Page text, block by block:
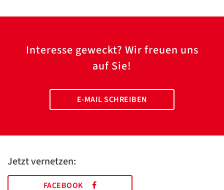
Interesse geweckt? Wir freuen uns
auf Sie!
E-MAIL SCHREIBEN
Jetzt vernetzen:
FACEBOOK